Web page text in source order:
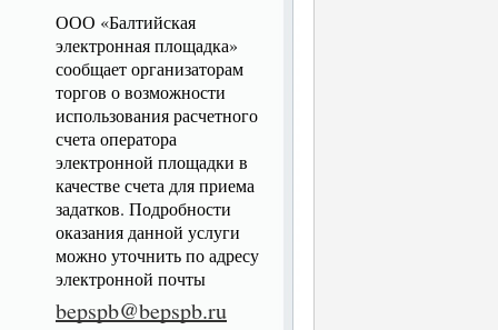
ООО «Балтийская
электронная площадка»
сообщает организаторам
торгов о возможности
использования расчетного
счета оператора
электронной площадки в
качестве счета для приема
задатков. Подробности
оказания данной услуги
можно уточнить по адресу
электронной почты
bepspb@bepspb.ru